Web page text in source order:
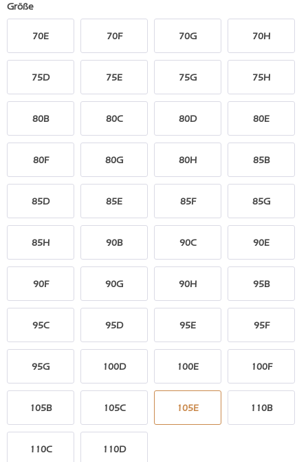
Größe
70E 70F 70G 70H
75D 75E 75G 75H
80B 80C 80D 80E
80F 80G 80H 85B
85D 85E 85F 85G
85H 90B 90C 90E
90F 90G 90H 95B
95C 95D 95E 95F
95G 100D 100E 100F
105B 105C 105E 110B
110C 110D